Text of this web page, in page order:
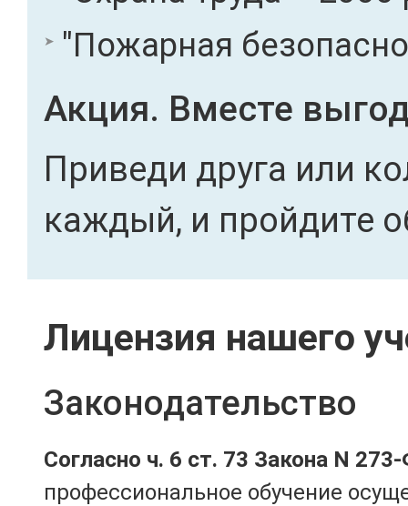
"Пожарная
Акция. Вместе
Приведи друга или
каждый, и пройдите
Лицензия нашего
Законодательство
Согласно ч. 6 ст. 73 Закона N
профессиональное обучение